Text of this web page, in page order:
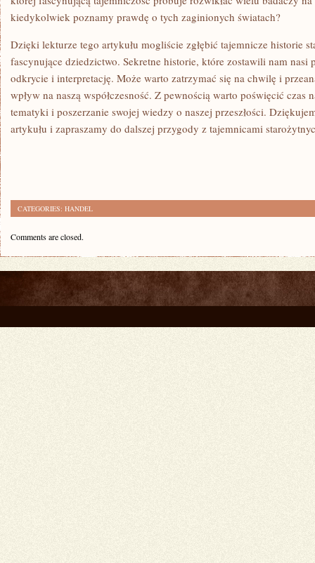
kiedykolwiek ⁣poznamy prawdę o tych‍ zaginionych światach?
Dzięki lekturze‌ tego artykułu mogliście zgłębić tajemnicze historie
⁣fascynujące dziedzictwo. Sekretne historie, które ⁤zostawili nam⁢ nasi
odkrycie i interpretację. ‍Może ⁣warto zatrzymać się na chwilę i
wpływ na naszą‌ współczesność. Z pewnością⁢ warto poświęcić czas
‌tematyki i poszerzanie‌ swojej wiedzy o naszej przeszłości.
artykułu i zapraszamy ⁢do dalszej przygody z tajemnicami
CATEGORIES: HANDEL
Comments are closed.